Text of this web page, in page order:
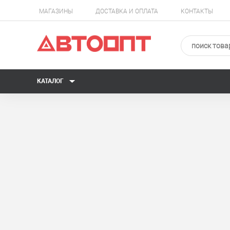
МАГАЗИНЫ ДОСТАВКА И ОПЛАТА КОНТАКТЫ
КАТАЛОГ